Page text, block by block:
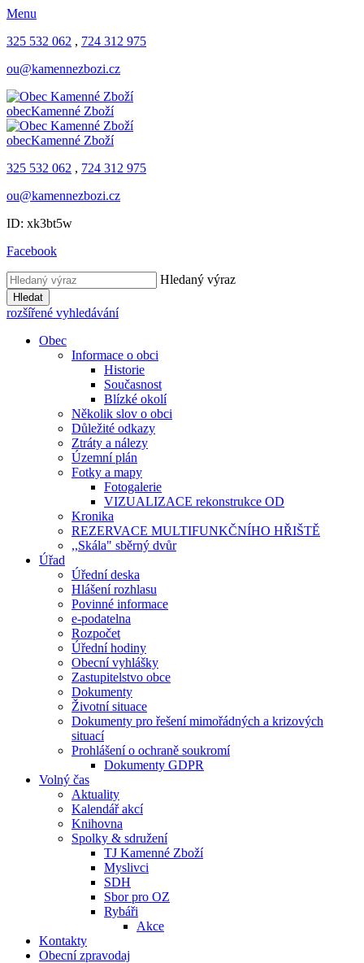
Menu
325 532 062 , 724 312 975
ou@kamennezbozi.cz
obecKamenné Zboží
obecKamenné Zboží
325 532 062 , 724 312 975
ou@kamennezbozi.cz
ID: xk3bt5w
Facebook
Hledaný výraz
Hledat
rozšířené vyhledávání
Obec
Informace o obci
Historie
Současnost
Blízké okolí
Několik slov o obci
Důležité odkazy
Ztráty a nálezy
Územní plán
Fotky a mapy
Fotogalerie
VIZUALIZACE rekonstrukce OD
Kronika
REZERVACE MULTIFUNKČNÍHO HŘIŠTĚ
,,Skála" sběrný dvůr
Úřad
Úřední deska
Hlášení rozhlasu
Povinné informace
e-podatelna
Rozpočet
Úřední hodiny
Obecní vyhlášky
Zastupitelstvo obce
Dokumenty
Životní situace
Dokumenty pro řešení mimořádných a krizových
situací
Prohlášení o ochraně soukromí
Dokumenty GDPR
Volný čas
Aktuality
Kalendář akcí
Knihovna
Spolky & sdružení
TJ Kamenné Zboží
Myslivci
SDH
Sbor pro OZ
Rybáři
Akce
Kontakty
Obecní zpravodaj